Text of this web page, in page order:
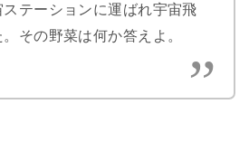
テーションに運ばれ宇宙飛
その野菜は何か答えよ。